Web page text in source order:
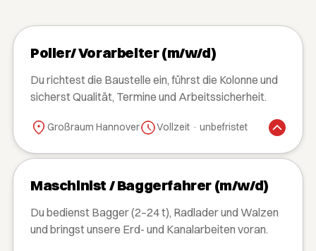
Polier/ Vorarbeiter (m/w/d)
Du richtest die Baustelle ein, führst die Kolonne und
sicherst Qualität, Termine und Arbeitssicherheit.
Großraum Hannover Vollzeit · unbefristet
Maschinist / Baggerfahrer (m/w/d)
Du bedienst Bagger (2–24 t), Radlader und Walzen
und bringst unsere Erd- und Kanalarbeiten voran.